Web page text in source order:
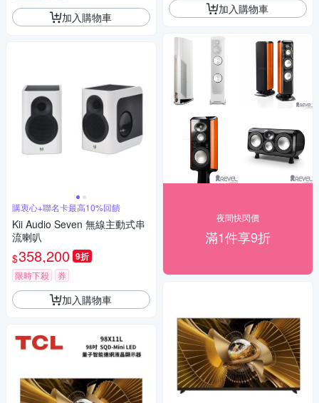
加入購物車
購衷心+聯名卡最高10%回饋
Kii Audio Seven 無線主動式串
流喇叭
$358,200 9折
限時下殺 券
加入購物車
加入購物車
夜間快閃價
滿1件享9折